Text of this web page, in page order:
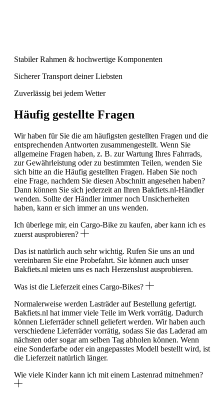
Stabiler Rahmen & hochwertige Komponenten
Sicherer Transport deiner Liebsten
Zuverlässig bei jedem Wetter
Häufig gestellte Fragen
Wir haben für Sie die am häufigsten gestellten Fragen und die
entsprechenden Antworten zusammengestellt. Wenn Sie
allgemeine Fragen haben, z. B. zur Wartung Ihres Fahrrads,
zur Gewährleistung oder zu bestimmten Teilen, wenden Sie
sich bitte an die Häufig gestellten Fragen. Haben Sie noch
eine Frage, nachdem Sie diesen Abschnitt angesehen haben?
Dann können Sie sich jederzeit an Ihren Bakfiets.nl-Händler
wenden. Sollte der Händler immer noch Unsicherheiten
haben, kann er sich immer an uns wenden.
Ich überlege mir, ein Cargo-Bike zu kaufen, aber kann ich es
zuerst ausprobieren?
Das ist natürlich auch sehr wichtig. Rufen Sie uns an und
vereinbaren Sie eine Probefahrt. Sie können auch unser
Bakfiets.nl mieten uns es nach Herzenslust ausprobieren.
Was ist die Lieferzeit eines Cargo-Bikes?
Normalerweise werden Lasträder auf Bestellung gefertigt.
Bakfiets.nl hat immer viele Teile im Werk vorrätig. Dadurch
können Lieferräder schnell geliefert werden. Wir haben auch
verschiedene Lieferräder vorrätig, sodass Sie das Laderad am
nächsten oder sogar am selben Tag abholen können. Wenn
eine Sonderfarbe oder ein angepasstes Modell bestellt wird, ist
die Lieferzeit natürlich länger.
Wie viele Kinder kann ich mit einem Lastenrad mitnehmen?